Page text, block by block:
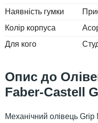
Наявність гумки
Колір корпуса
Для кого
Faber-Castell
Механічний олівець Grip